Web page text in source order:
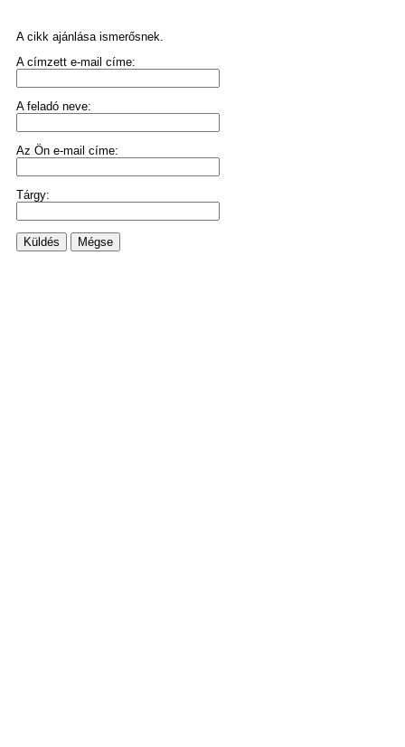
A cikk ajánlása ismerősnek.
A címzett e-mail címe:
A feladó neve:
Az Ön e-mail címe:
Tárgy:
Küldés Mégse